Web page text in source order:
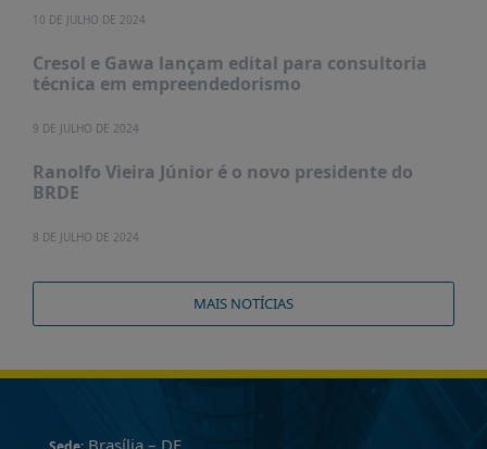
10 DE JULHO DE 2024
Cresol e Gawa lançam edital para consultoria
técnica em empreendedorismo
9 DE JULHO DE 2024
Ranolfo Vieira Júnior é o novo presidente do
BRDE
8 DE JULHO DE 2024
MAIS NOTÍCIAS
Brasília – DF